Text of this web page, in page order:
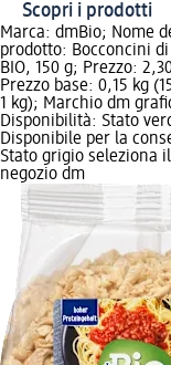
Scopri i prodotti
Marca: dmBio; Nome
prodotto: Bocconcini di
BIO, 150 g; Prezzo:
Prezzo base: 0,15 kg
1 kg); Marchio dm
Disponibilità: Stato
Disponibile per la
Stato grigio seleziona il
negozio dm